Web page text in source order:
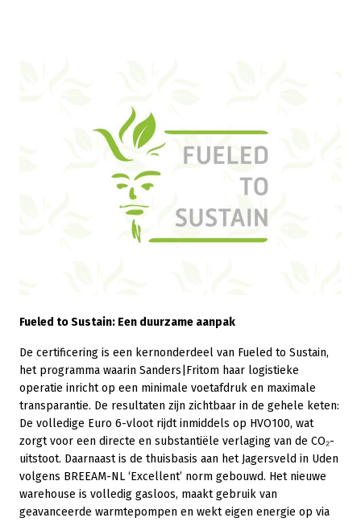
Fueled to Sustain: Een duurzame aanpak
De certificering is een kernonderdeel van Fueled to Sustain,
het programma waarin Sanders|Fritom haar logistieke
operatie inricht op een minimale voetafdruk en maximale
transparantie. De resultaten zijn zichtbaar in de gehele keten:
De volledige Euro 6-vloot rijdt inmiddels op HVO100, wat
zorgt voor een directe en substantiële verlaging van de CO₂-
uitstoot. Daarnaast is de thuisbasis aan het Jagersveld in Uden
volgens BREEAM-NL ‘Excellent’ norm gebouwd. Het nieuwe
warehouse is volledig gasloos, maakt gebruik van
geavanceerde warmtepompen en wekt eigen energie op via